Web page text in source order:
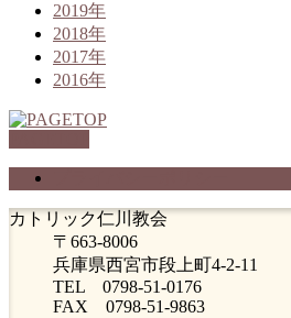
2019年
2018年
2017年
2016年
カトリック仁川教会
〒663-8006
兵庫県西宮市段上町4-2-11
TEL 0798-51-0176
FAX 0798-51-9863